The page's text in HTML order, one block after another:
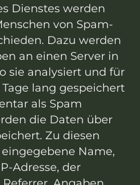
Dienstes werden
von Spam-
Dazu werden
an einen Server in
sie analysiert und für
lang gespeichert
als Spam
die Daten über
Zu diesen
Name,
Adresse, der